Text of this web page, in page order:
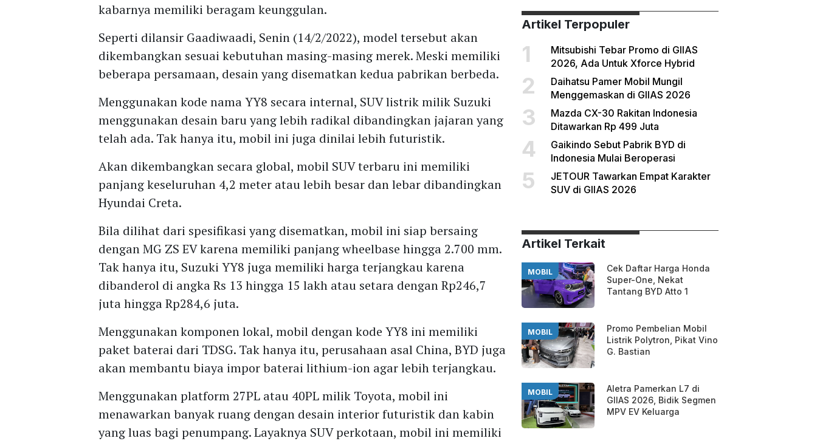
kabarnya memiliki beragam keunggulan.
Seperti dilansir Gaadiwaadi, Senin (14/2/2022), model tersebut akan
dikembangkan sesuai kebutuhan masing-masing merek. Meski memiliki
beberapa persamaan, desain yang disematkan kedua pabrikan berbeda.
Menggunakan kode nama YY8 secara internal, SUV listrik milik Suzuki
menggunakan desain baru yang lebih radikal dibandingkan jajaran yang
telah ada. Tak hanya itu, mobil ini juga dinilai lebih futuristik.
Akan dikembangkan secara global, mobil SUV terbaru ini memiliki
panjang keseluruhan 4,2 meter atau lebih besar dan lebar dibandingkan
Hyundai Creta.
Bila dilihat dari spesifikasi yang disematkan, mobil ini siap bersaing
dengan MG ZS EV karena memiliki panjang wheelbase hingga 2.700 mm.
Tak hanya itu, Suzuki YY8 juga memiliki harga terjangkau karena
dibanderol di angka Rs 13 hingga 15 lakh atau setara dengan Rp246,7
juta hingga Rp284,6 juta.
Menggunakan komponen lokal, mobil dengan kode YY8 ini memiliki
paket baterai dari TDSG. Tak hanya itu, perusahaan asal China, BYD juga
akan membantu biaya impor baterai lithium-ion agar lebih terjangkau.
Menggunakan platform 27PL atau 40PL milik Toyota, mobil ini
menawarkan banyak ruang dengan desain interior futuristik dan kabin
yang luas bagi penumpang. Layaknya SUV perkotaan, mobil ini memiliki
Artikel Terpopuler
1
Mitsubishi Tebar Promo di GIIAS
2026, Ada Untuk Xforce Hybrid
2
Daihatsu Pamer Mobil Mungil
Menggemaskan di GIIAS 2026
3
Mazda CX-30 Rakitan Indonesia
Ditawarkan Rp 499 Juta
4
Gaikindo Sebut Pabrik BYD di
Indonesia Mulai Beroperasi
5
JETOUR Tawarkan Empat Karakter
SUV di GIIAS 2026
Artikel Terkait
MOBIL
Cek Daftar Harga Honda
Super-One, Nekat
Tantang BYD Atto 1
MOBIL
Promo Pembelian Mobil
Listrik Polytron, Pikat Vino
G. Bastian
MOBIL
Aletra Pamerkan L7 di
GIIAS 2026, Bidik Segmen
MPV EV Keluarga